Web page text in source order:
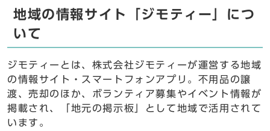
地域の情報サイト「ジモティー」につ
いて
ジモティーとは、株式会社ジモティーが運営する地域
の情報サイト・スマートフォンアプリ。不用品の譲
渡、売却のほか、ボランティア募集やイベント情報が
掲載され、「地元の掲示板」として地域で活用されて
います。